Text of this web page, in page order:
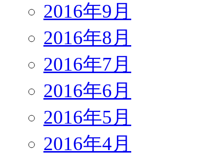
2016年9月
2016年8月
2016年7月
2016年6月
2016年5月
2016年4月